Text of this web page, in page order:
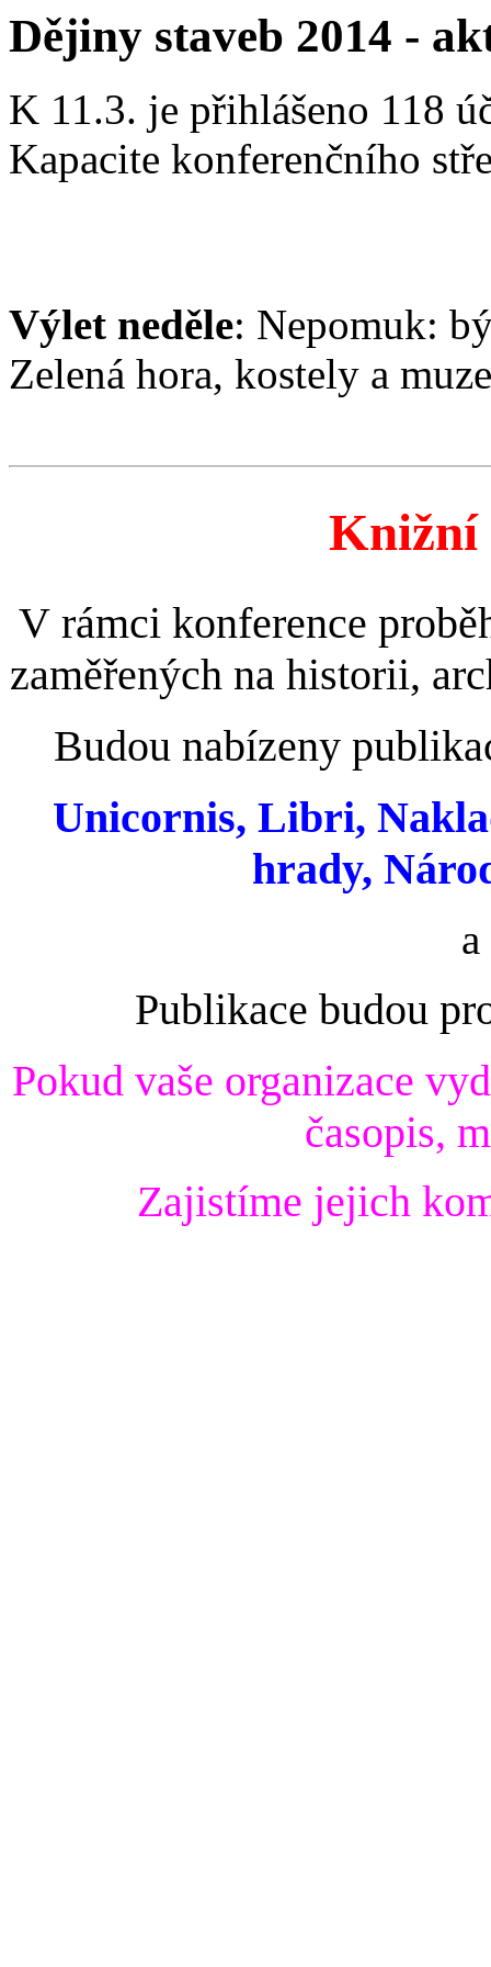
Dějiny staveb 2014 -
K 11.3. je přihlášeno 118
Kapacite konferenčního
Výlet neděle: Nepomuk:
Zelená hora, kostely a
Knižní
V rámci konference
zaměřených na historii,
Budou nabízeny
Unicornis, Libri,
hrady,
Publikace budou
Pokud vaše organizace
časopis,
Zajistíme jejich